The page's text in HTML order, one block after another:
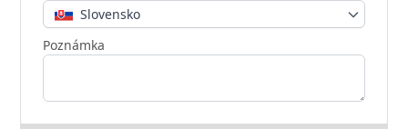
Slovensko
Poznámka